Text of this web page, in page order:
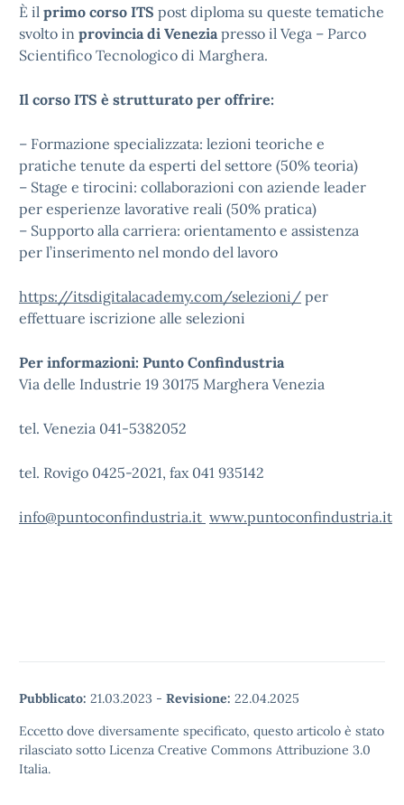
È il primo corso ITS post diploma su queste tematiche
svolto in provincia di Veneziapresso il Vega – Parco
Scientifico Tecnologico di Marghera.
Il corso ITS è strutturato per offrire:
– Formazione specializzata: lezioni teoriche e
pratiche tenute da esperti del settore (50% teoria)
– Stage e tirocini: collaborazioni con aziende leader
per esperienze lavorative reali (50% pratica)
– Supporto alla carriera: orientamento e assistenza
per l’inserimento nel mondo del lavoro
https://itsdigitalacademy.com/selezioni/ per
effettuare iscrizione alle selezioni
Per informazioni: Punto Confindustria
Via delle Industrie 19 30175 Marghera Venezia
tel. Venezia 041-5382052
tel. Rovigo 0425-2021, fax 041 935142
info@puntoconfindustria.it www.puntoconfindustria.it
Pubblicato: 21.03.2023 - Revisione: 22.04.2025
Eccetto dove diversamente specificato, questo articolo è stato
rilasciato sotto Licenza Creative Commons Attribuzione 3.0
Italia.